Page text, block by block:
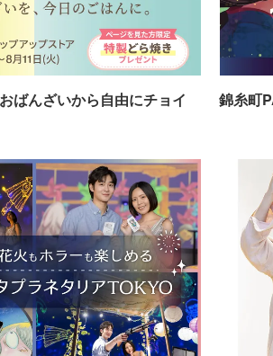
ばんざいから自由にチョイ
錦糸町